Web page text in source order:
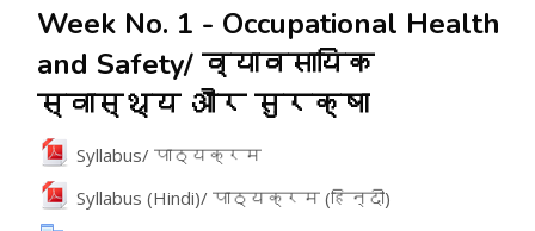
Week No. 1 - Occupational Health
and Safety/ व्यावसायिक
स्वास्थ्य और सुरक्षा
Syllabus/ पाठ्यक्रम
File
Syllabus (Hindi)/ पाठ्यक्रम (हिन्दी)
File